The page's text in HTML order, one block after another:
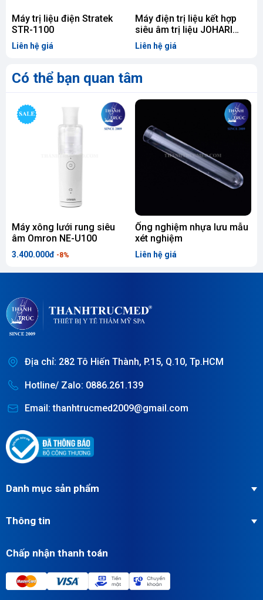
Máy trị liệu điện Stratek
STR-1100
Liên hệ giá
Máy điện trị liệu kết hợp
siêu âm trị liệu JOHARI
WinStim
Liên hệ giá
Có thể bạn quan tâm
Máy xông lưới rung siêu
âm Omron NE-U100
3.400.000đ -8%
Ống nghiệm nhựa lưu mẫu
xét nghiệm
Liên hệ giá
Địa chỉ: 282 Tô Hiến Thành, P.15, Q.10, Tp.HCM
Hotline/ Zalo: 0886.261.139
Email: thanhtrucmed2009@gmail.com
Danh mục sản phẩm
Thông tin
Chấp nhận thanh toán